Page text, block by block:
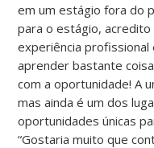
em um estágio fora do
para o estágio,
experiência
aprender bastante
com a oportunidade! A
mas ainda é um dos
oportunidades únicas
“Gostaria muito que